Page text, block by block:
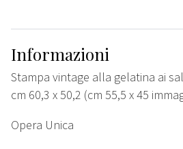
Informazioni
Stampa vintage alla gelatina ai
cm 60,3 x 50,2 (cm 55,5 x 45
Opera Unica